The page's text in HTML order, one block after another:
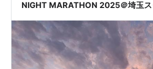
ら走ってきました。 ちょっと速めでした
NIGHT MARATHON 2025＠埼玉ス